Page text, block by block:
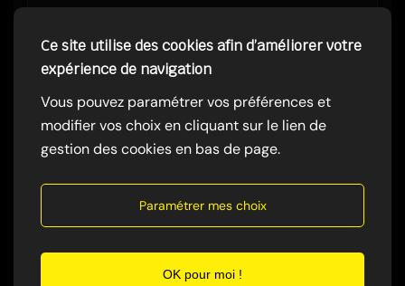
Ce site utilise des cookies afin d’améliorer votre
expérience de navigation
Vous pouvez paramétrer vos préférences et
modifier vos choix en cliquant sur le lien de
gestion des cookies en bas de page.
Paramétrer mes choix
OK pour moi !